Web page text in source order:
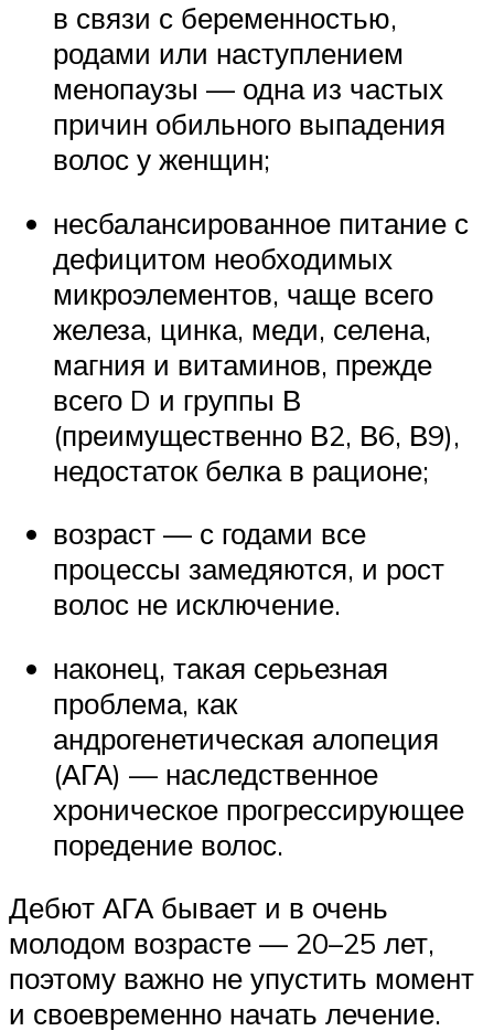
в связи с беременностью,
родами или наступлением
менопаузы — одна из частых
причин обильного выпадения
волос у женщин;
несбалансированное питание с
дефицитом необходимых
микроэлементов, чаще всего
железа, цинка, меди, селена,
магния и витаминов, прежде
всего D и группы В
(преимущественно В2, В6, В9),
недостаток белка в рационе;
возраст — с годами все
процессы замедяются, и рост
волос не исключение.
наконец, такая серьезная
проблема, как
андрогенетическая алопеция
(АГА) — наследственное
хроническое прогрессирующее
поредение волос.
Дебют АГА бывает и в очень
молодом возрасте — 20–25 лет,
поэтому важно не упустить момент
и своевременно начать лечение.